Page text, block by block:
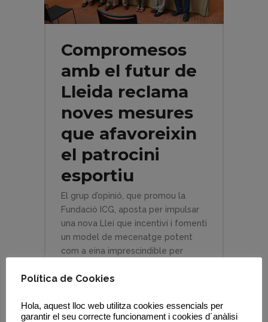
Compromesos
amb el futur de
Lleida reclama
noves mesures
que afavoreixin
el patrocini
esportiu
El grup d’opinió, que promou la
Fundació ICG, aposta per impulsar
una nova Llei que incentivi i fomenti
un model de mecenatge potent
com a eina imprescindible per
LLEGIR MÉS
Política de Cookies
Hola, aquest lloc web utilitza cookies essencials per
garantir el seu correcte funcionament i cookies d´anàlisi